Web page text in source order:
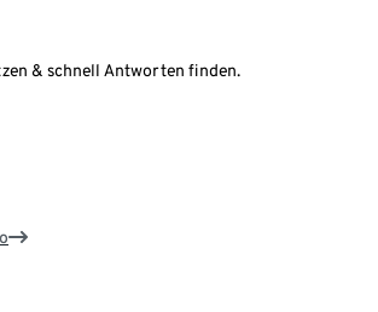
& schnell Antworten finden.